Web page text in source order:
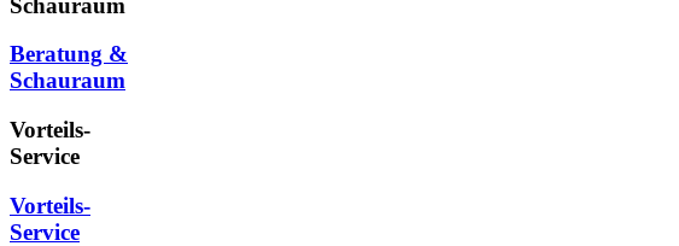
Beratung &
Schauraum
Vorteils-
Service
Vorteils-
Service